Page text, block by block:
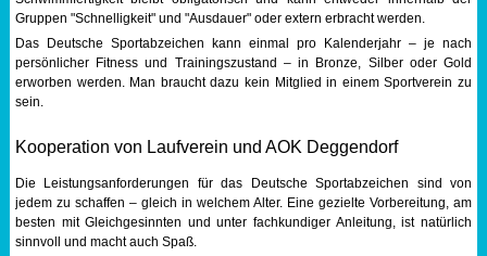
Gruppen "Schnelligkeit" und "Ausdauer" oder extern erbracht werden.
Das Deutsche Sportabzeichen kann einmal pro Kalenderjahr – je nach
persönlicher Fitness und Trainingszustand – in Bronze, Silber oder Gold
erworben werden. Man braucht dazu kein Mitglied in einem Sportverein zu
sein.
Kooperation von Laufverein und AOK Deggendorf
Die Leistungsanforderungen für das Deutsche Sportabzeichen sind von
jedem zu schaffen – gleich in welchem Alter. Eine gezielte Vorbereitung, am
besten mit Gleichgesinnten und unter fachkundiger Anleitung, ist natürlich
sinnvoll und macht auch Spaß.